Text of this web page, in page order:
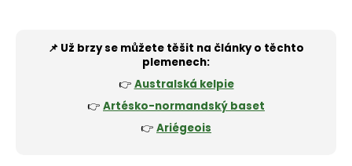
📌 Už brzy se můžete těšit na články o těchto
plemenech:
👉 Australská kelpie
👉 Artésko-normandský baset
👉 Ariégeois